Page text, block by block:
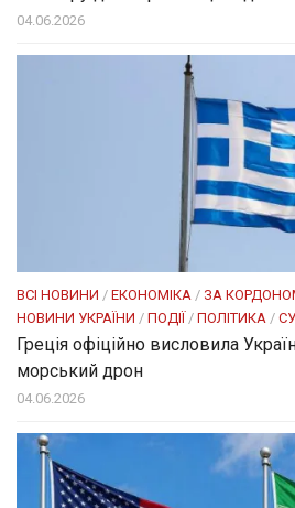
04.06.2026
ВСІ НОВИНИ / ЕКОНОМІКА / ЗА
НОВИНИ УКРАЇНИ / ПОДІЇ / ПОЛІТИКА /
Греція офіційно висловила
морський дрон
04.06.2026